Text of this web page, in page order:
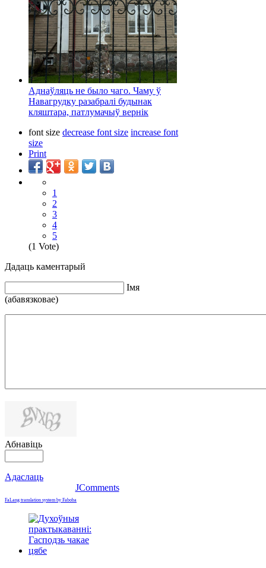
Аднаўляць не было чаго. Чаму ў
Навагрудку разабралі будынак
кляштара, патлумачыў вернік
font size decrease font size increase font
size
Print
1
2
3
4
5
(1 Vote)
Дадаць каментарый
Iмя
(абавязковае)
Абнавіць
Адаслаць
JComments
FaLang translation system by Faboba